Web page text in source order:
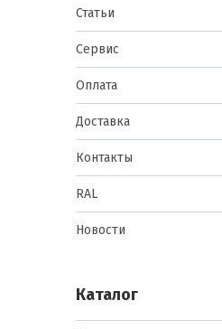
Статьи
Сервис
Оплата
Доставка
Контакты
RAL
Новости
Каталог